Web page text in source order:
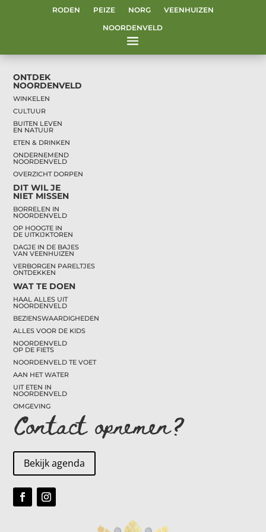
RODEN PEIZE NORG
VEENHUIZEN
NOORDENVELD
Roden
Geen evenementen gevonden!
ONTDEK
NOORDENVELD
WINKELEN
CULTUUR
BUITEN LEVEN
EN NATUUR
ETEN & DRINKEN
ONDERNEMEND
NOORDENVELD
OVERZICHT DORPEN
DIT WIL JE
NIET MISSEN
BORRELEN IN
NOORDENVELD
OP HOOGTE IN
DE UITKIJKTOREN
DAGJE IN DE BAJES
VAN VEENHUIZEN
VERBORGEN PARELTJES
ONTDEKKEN
WAT TE DOEN
HAAL ALLES UIT
NOORDENVELD
BEZIENSWAARDIGHEDEN
ALLES VOOR DE KIDS
NOORDENVELD
OP DE FIETS
NOORDENVELD TE VOET
AAN HET WATER
UIT ETEN IN
NOORDENVELD
OMGEVING
Contact opnemen?
Bekijk agenda